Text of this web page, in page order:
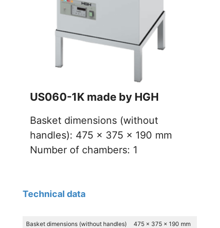
US060-1K made by HGH
Basket dimensions (without
handles): 475 x 375 x 190 mm
Number of chambers: 1
Technical data
Basket dimensions (without handles) 475 x 375 x 190 mm